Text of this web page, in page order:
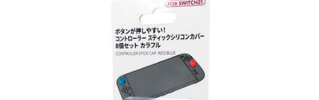
玩具車,貨車,火車及遙控系列
手工藝,文具,蠟筆,泥膠,畫板
Play-Doh培樂多